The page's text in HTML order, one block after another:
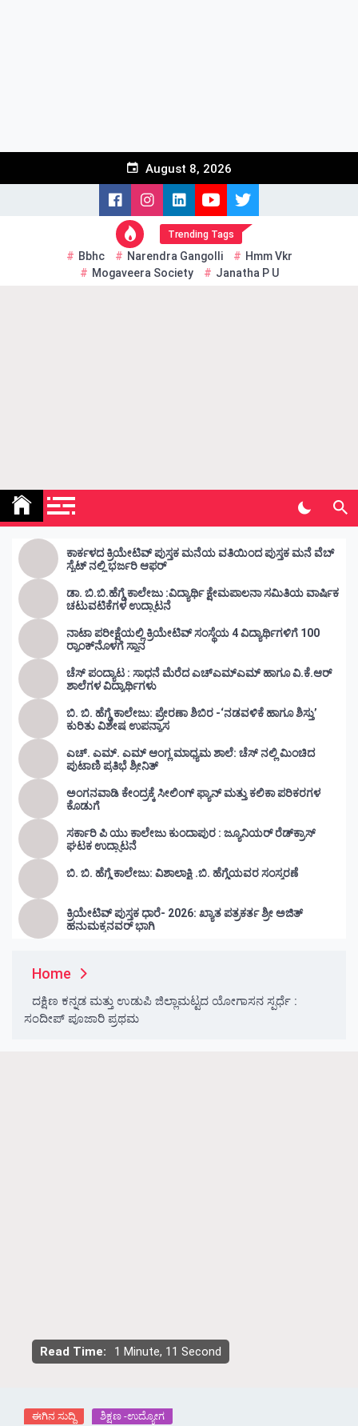
August 8, 2026
Trending Tags
Bbhc Narendra Gangolli
Hmm Vkr
Mogaveera Society
Janatha P U
Kunda Vahini – ಕುಂದ ವಾಹಿನಿ
ಕಾರ್ಕಳದ ಕ್ರಿಯೇಟಿವ್ ಪುಸ್ತಕ ಮನೆಯ ವತಿಯಿಂದ ಪುಸ್ತಕ ಮನೆ ವೆಬ್
ಸೈಟ್ ನಲ್ಲಿ ಭರ್ಜರಿ ಆಫರ್
ಡಾ. ಬಿ.ಬಿ.ಹೆಗ್ಡೆ ಕಾಲೇಜು :ವಿದ್ಯಾರ್ಥಿ ಕ್ಷೇಮಪಾಲನಾ ಸಮಿತಿಯ ವಾರ್ಷಿಕ
ಚಟುವಟಿಕೆಗಳ ಉದ್ಘಾಟನೆ
ನಾಟಾ ಪರೀಕ್ಷೆಯಲ್ಲಿ ಕ್ರಿಯೇಟಿವ್ ಸಂಸ್ಥೆಯ 4 ವಿದ್ಯಾರ್ಥಿಗಳಿಗೆ 100
ರ‍್ಯಾಂಕ್‌ನೊಳಗೆ ಸ್ಥಾನ
ಚೆಸ್ ಪಂದ್ಯಾಟ : ಸಾಧನೆ ಮೆರೆದ ಎಚ್ಎಮ್ಎಮ್ ಹಾಗೂ ವಿ.ಕೆ.ಆರ್
ಶಾಲೆಗಳ ವಿದ್ಯಾರ್ಥಿಗಳು
ಬಿ. ಬಿ. ಹೆಗ್ಡೆ ಕಾಲೇಜು: ಪ್ರೇರಣಾ ಶಿಬಿರ -‘ನಡವಳಿಕೆ ಹಾಗೂ ಶಿಸ್ತು’
ಕುರಿತು ವಿಶೇಷ ಉಪನ್ಯಾಸ
ಎಚ್. ಎಮ್. ಎಮ್ ಆಂಗ್ಲ ಮಾಧ್ಯಮ ಶಾಲೆ: ಚೆಸ್ ನಲ್ಲಿ ಮಿಂಚಿದ
ಪುಟಾಣಿ ಪ್ರತಿಭೆ ಶ್ರೀನಿತ್
ಅಂಗನವಾಡಿ ಕೇಂದ್ರಕ್ಕೆ ಸೀಲಿಂಗ್ ಫ್ಯಾನ್ ಮತ್ತು ಕಲಿಕಾ ಪರಿಕರಗಳ
ಕೊಡುಗೆ
ಸರ್ಕಾರಿ ಪಿ ಯು ಕಾಲೇಜು ಕುಂದಾಪುರ : ಜ್ಯೂನಿಯರ್‌ ರೆಡ್‌ಕ್ರಾಸ್‌
ಘಟಕ ಉದ್ಘಾಟನೆ
ಬಿ. ಬಿ. ಹೆಗ್ಡೆ ಕಾಲೇಜು: ವಿಶಾಲಾಕ್ಷಿ .ಬಿ. ಹೆಗ್ಡೆಯವರ ಸಂಸ್ಮರಣೆ
ಕ್ರಿಯೇಟಿವ್ ಪುಸ್ತಕ ಧಾರೆ- 2026: ಖ್ಯಾತ ಪತ್ರಕರ್ತ ಶ್ರೀ ಅಜಿತ್
ಹನುಮಕ್ಕನವರ್ ಭಾಗಿ
Home
ದಕ್ಷಿಣ ಕನ್ನಡ ಮತ್ತು ಉಡುಪಿ ಜಿಲ್ಲಾಮಟ್ಟದ ಯೋಗಾಸನ ಸ್ಪರ್ಧೆ :
ಸಂದೀಪ್ ಪೂಜಾರಿ ಪ್ರಥಮ
Read Time: 1 Minute, 11 Second
ಈಗಿನ ಸುದ್ದಿ ಶಿಕ್ಷಣ -ಉದ್ಯೋಗ